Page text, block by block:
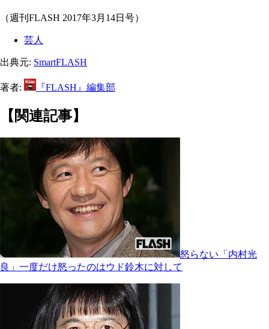
（週刊FLASH 2017年3月14日号）
芸人
出典元: SmartFLASH
著者: 『FLASH』編集部
【関連記事】
怒らない「内村光
良」一度だけ怒ったのはウド鈴木に対して